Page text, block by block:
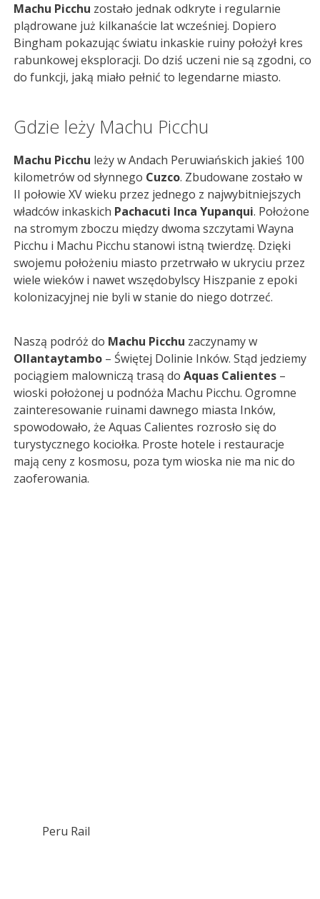
Machu Picchu zostało jednak odkryte i regularnie
plądrowane już kilkanaście lat wcześniej. Dopiero
Bingham pokazując światu inkaskie ruiny położył kres
rabunkowej eksploracji. Do dziś uczeni nie są zgodni, co
do funkcji, jaką miało pełnić to legendarne miasto.
Gdzie leży Machu Picchu
Machu Picchu leży w Andach Peruwiańskich jakieś 100
kilometrów od słynnego Cuzco. Zbudowane zostało w
II połowie XV wieku przez jednego z najwybitniejszych
władców inkaskich Pachacuti Inca Yupanqui. Położone
na stromym zboczu między dwoma szczytami Wayna
Picchu i Machu Picchu stanowi istną twierdzę. Dzięki
swojemu położeniu miasto przetrwało w ukryciu przez
wiele wieków i nawet wszędobylscy Hiszpanie z epoki
kolonizacyjnej nie byli w stanie do niego dotrzeć.
Naszą podróż do Machu Picchu zaczynamy w
Ollantaytambo – Świętej Dolinie Inków. Stąd jedziemy
pociągiem malowniczą trasą do Aquas Calientes –
wioski położonej u podnóża Machu Picchu. Ogromne
zainteresowanie ruinami dawnego miasta Inków,
spowodowało, że Aquas Calientes rozrosło się do
turystycznego kociołka. Proste hotele i restauracje
mają ceny z kosmosu, poza tym wioska nie ma nic do
zaoferowania.
Peru Rail